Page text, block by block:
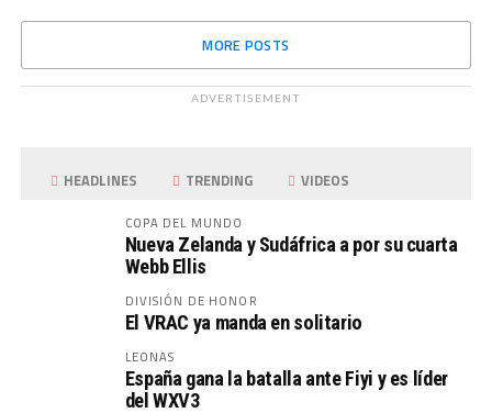
MORE POSTS
ADVERTISEMENT
HEADLINES TRENDING VIDEOS
COPA DEL MUNDO
Nueva Zelanda y Sudáfrica a por su cuarta
Webb Ellis
DIVISIÓN DE HONOR
El VRAC ya manda en solitario
LEONAS
España gana la batalla ante Fiyi y es líder
del WXV3